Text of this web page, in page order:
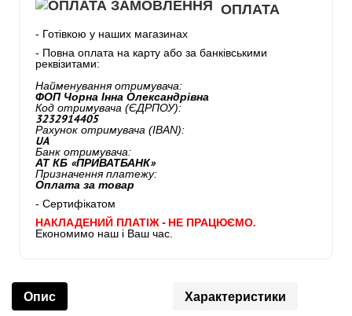
ОПЛАТА
- Готівкою у наших магазинах
- Повна оплата на карту або за банківськими
реквізитами:
Найменування отримувача:
ФОП Чорна Інна Олександрівна
Код отримувача (ЄДРПОУ):
3232914405
Рахунок отримувача (IBAN):
UA
Банк отримувача:
АТ КБ «ПРИВАТБАНК»
Призначення платежу:
Оплата за товар
- Сертифікатом
НАКЛАДЕНИЙ ПЛАТІЖ - НЕ ПРАЦЮЄМО.
Економимо наш і Ваш час.
Опис Характеристики